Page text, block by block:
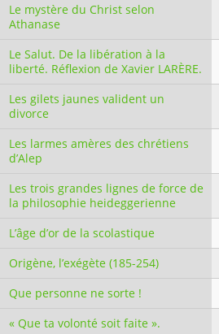
Le mystère du Christ selon
Athanase
Le Salut. De la libération à la
liberté. Réflexion de Xavier LARÈRE.
Les gilets jaunes valident un
divorce
Les larmes amères des chrétiens
d’Alep
Les trois grandes lignes de force de
la philosophie heideggerienne
L’âge d’or de la scolastique
Origène, l’exégète (185-254)
Que personne ne sorte !
« Que ta volonté soit faite ».